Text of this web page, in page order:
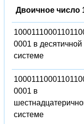
Двоичное число
0001 в десятичной
системе
0001 в
системе